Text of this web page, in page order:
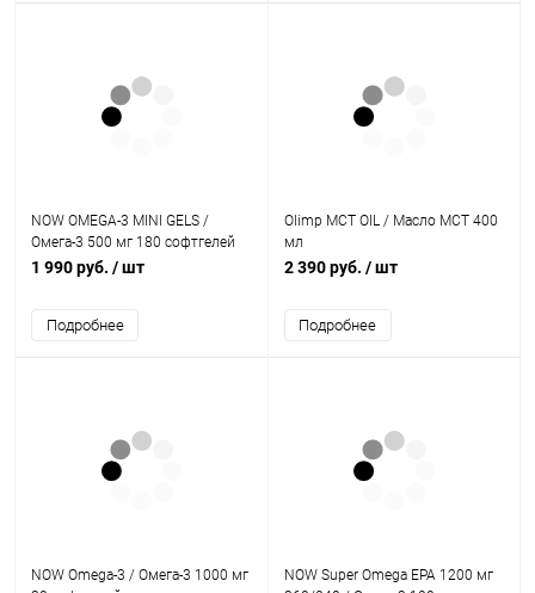
NOW OMEGA-3 MINI GELS /
Омега-3 500 мг 180 софтгелей
1 990 руб. / шт
Подробнее
Olimp MCT OIL / Масло МСТ 400
мл
2 390 руб. / шт
Подробнее
NOW Omega-3 / Омега-3 1000 мг
NOW Super Omega EPA 1200 мг